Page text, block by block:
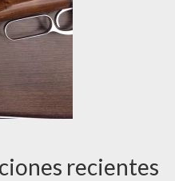
recientes